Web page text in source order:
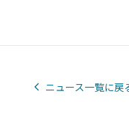
ニュース一覧に戻